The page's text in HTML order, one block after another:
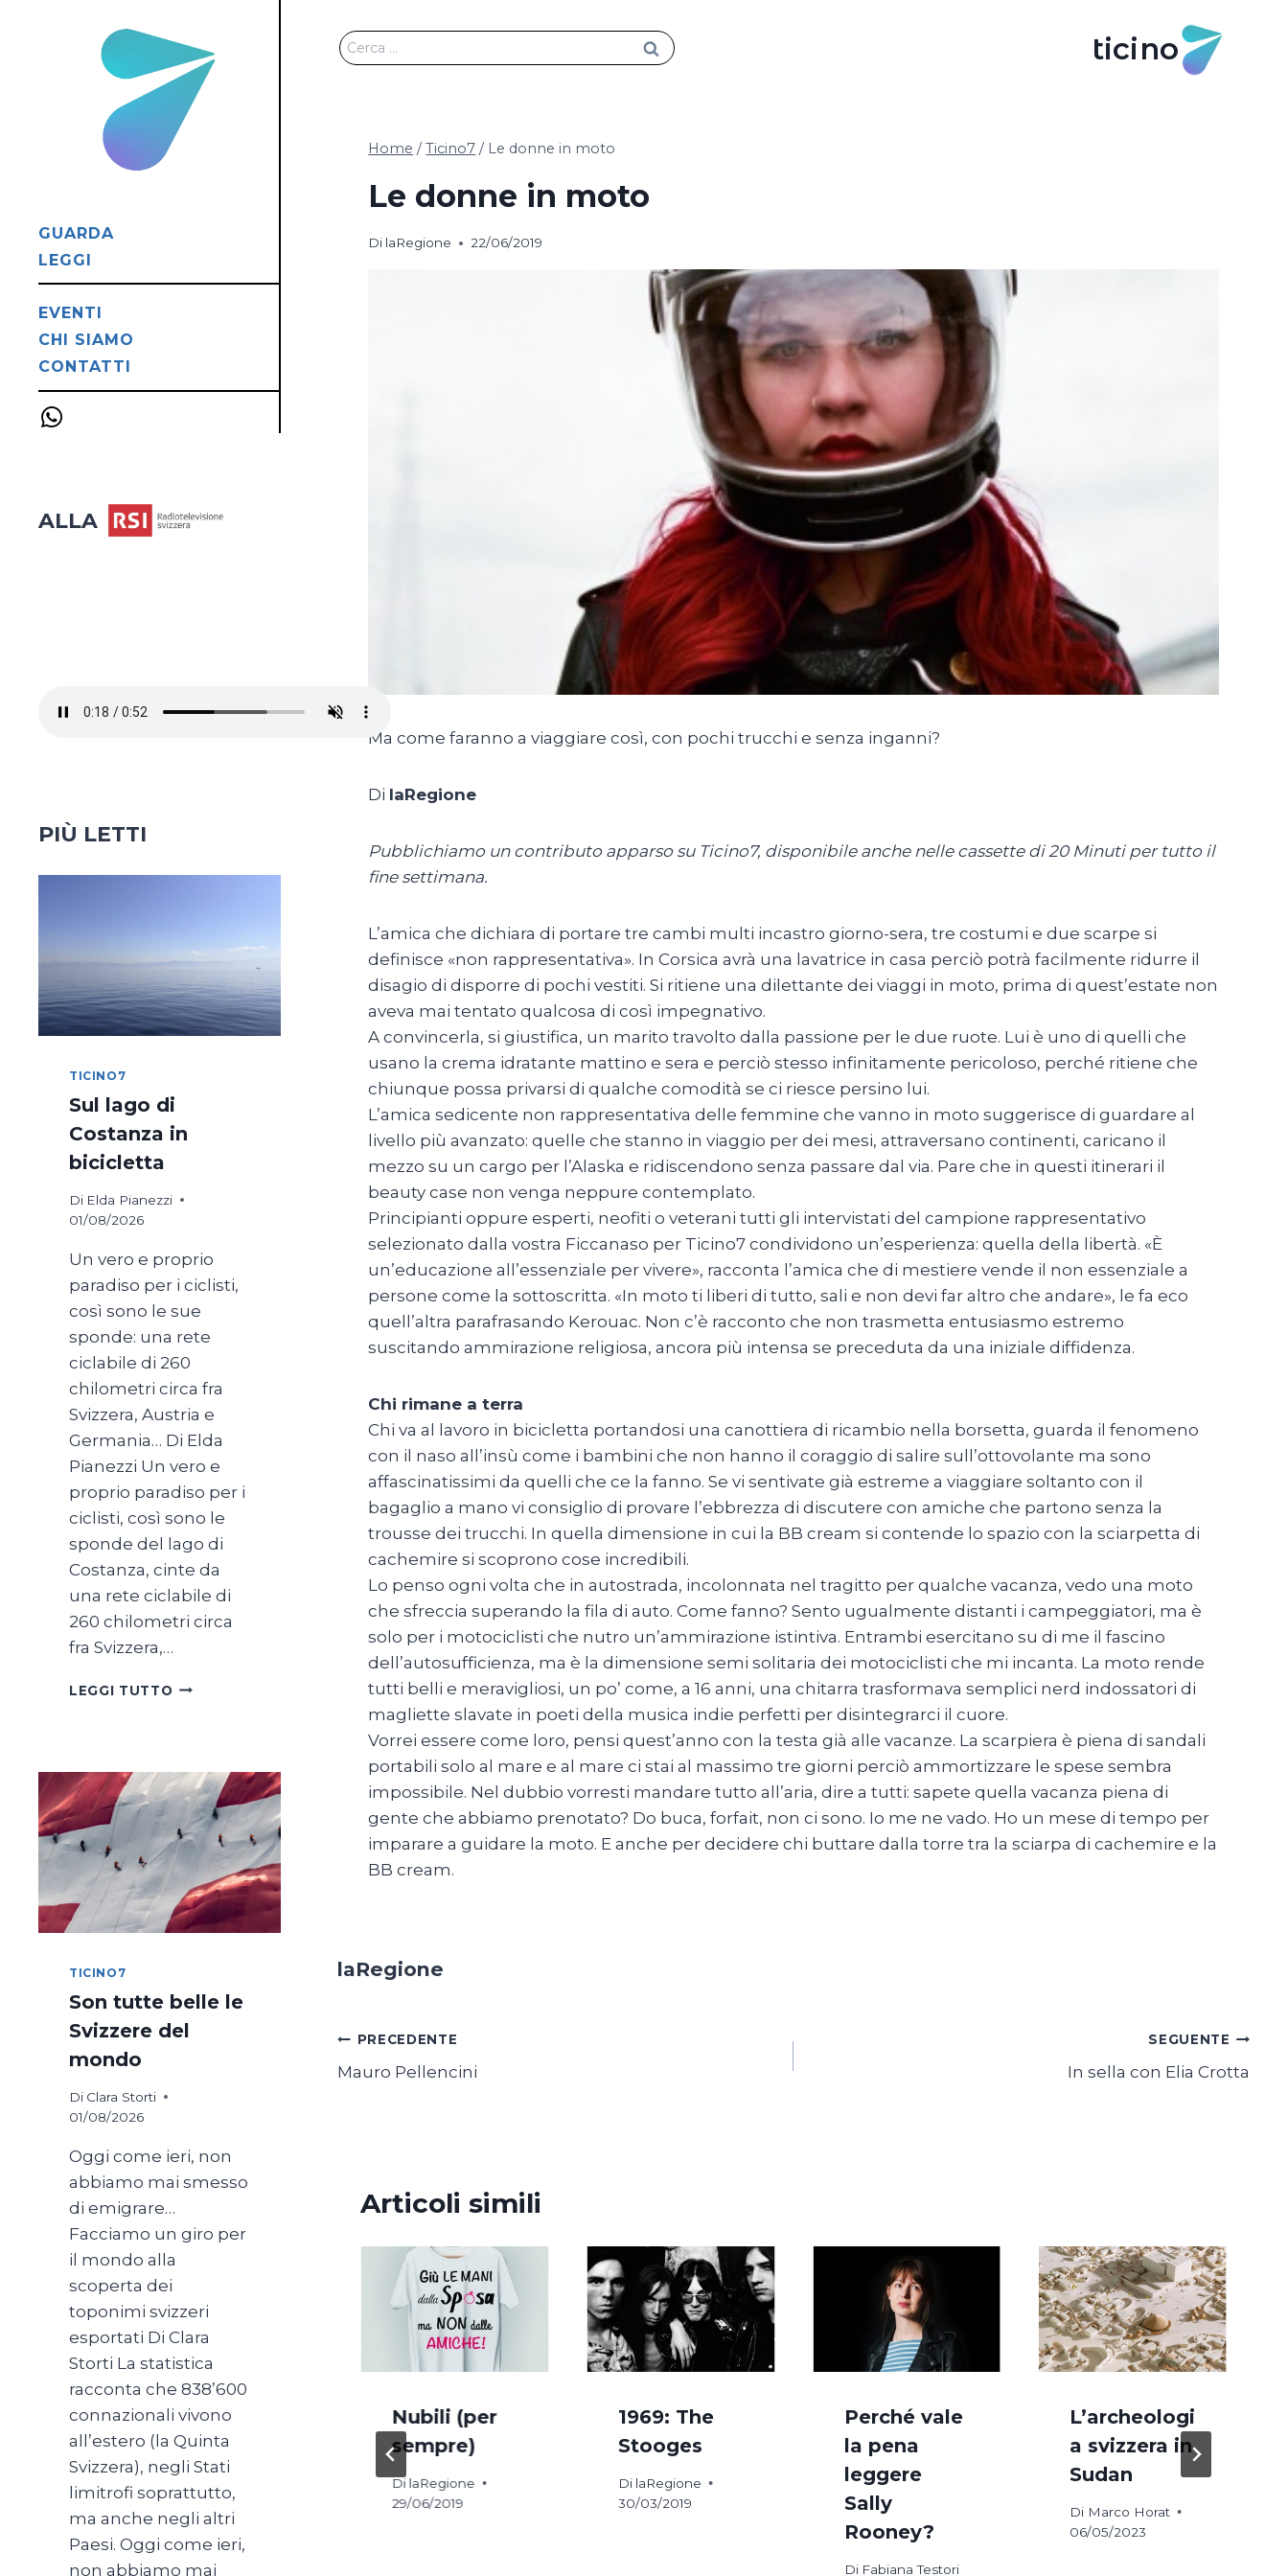
Ricerca
per:
ticino
Home / Ticino7 / Le donne in moto
Le donne in moto
Di laRegione 22/06/2019
Ma come faranno a viaggiare così, con pochi trucchi e senza inganni?
Di laRegione
Pubblichiamo un contributo apparso su Ticino7, disponibile anche nelle cassette di 20 Minuti per tutto il
fine settimana.
L’amica che dichiara di portare tre cambi multi incastro giorno-sera, tre costumi e due scarpe si
definisce «non rappresentativa». In Corsica avrà una lavatrice in casa perciò potrà facilmente ridurre il
disagio di disporre di pochi vestiti. Si ritiene una dilettante dei viaggi in moto, prima di quest’estate non
aveva mai tentato qualcosa di così impegnativo.
A convincerla, si giustifica, un marito travolto dalla passione per le due ruote. Lui è uno di quelli che
usano la crema idratante mattino e sera e perciò stesso infinitamente pericoloso, perché ritiene che
chiunque possa privarsi di qualche comodità se ci riesce persino lui.
L’amica sedicente non rappresentativa delle femmine che vanno in moto suggerisce di guardare al
livello più avanzato: quelle che stanno in viaggio per dei mesi, attraversano continenti, caricano il
mezzo su un cargo per l’Alaska e ridiscendono senza passare dal via. Pare che in questi itinerari il
beauty case non venga neppure contemplato.
Principianti oppure esperti, neofiti o veterani tutti gli intervistati del campione rappresentativo
selezionato dalla vostra Ficcanaso per Ticino7 condividono un’esperienza: quella della libertà. «È
un’educazione all’essenziale per vivere», racconta l’amica che di mestiere vende il non essenziale a
persone come la sottoscritta. «In moto ti liberi di tutto, sali e non devi far altro che andare», le fa eco
quell’altra parafrasando Kerouac. Non c’è racconto che non trasmetta entusiasmo estremo
suscitando ammirazione religiosa, ancora più intensa se preceduta da una iniziale diffidenza.
Chi rimane a terra
Chi va al lavoro in bicicletta portandosi una canottiera di ricambio nella borsetta, guarda il fenomeno
con il naso all’insù come i bambini che non hanno il coraggio di salire sull’ottovolante ma sono
affascinatissimi da quelli che ce la fanno. Se vi sentivate già estreme a viaggiare soltanto con il
bagaglio a mano vi consiglio di provare l’ebbrezza di discutere con amiche che partono senza la
trousse dei trucchi. In quella dimensione in cui la BB cream si contende lo spazio con la sciarpetta di
cachemire si scoprono cose incredibili.
Lo penso ogni volta che in autostrada, incolonnata nel tragitto per qualche vacanza, vedo una moto
che sfreccia superando la fila di auto. Come fanno? Sento ugualmente distanti i campeggiatori, ma è
solo per i motociclisti che nutro un’ammirazione istintiva. Entrambi esercitano su di me il fascino
dell’autosufficienza, ma è la dimensione semi solitaria dei motociclisti che mi incanta. La moto rende
tutti belli e meravigliosi, un po’ come, a 16 anni, una chitarra trasformava semplici nerd indossatori di
magliette slavate in poeti della musica indie perfetti per disintegrarci il cuore.
Vorrei essere come loro, pensi quest’anno con la testa già alle vacanze. La scarpiera è piena di sandali
portabili solo al mare e al mare ci stai al massimo tre giorni perciò ammortizzare le spese sembra
impossibile. Nel dubbio vorresti mandare tutto all’aria, dire a tutti: sapete quella vacanza piena di
gente che abbiamo prenotato? Do buca, forfait, non ci sono. Io me ne vado. Ho un mese di tempo per
imparare a guidare la moto. E anche per decidere chi buttare dalla torre tra la sciarpa di cachemire e la
BB cream.
laRegione
Navigazione
articoli
PRECEDENTE
Mauro Pellencini
SEGUENTE
In sella con Elia Crotta
Articoli simili
Mauro
Romano,
l’uomo che
fa
Di
Natascia
Nubili (per
sempre)
Di laRegione
29/06/2019
1969: The
Stooges
Di laRegione
30/03/2019
Perché vale
la pena
leggere
Sally
Rooney?
Di Fabiana Testori
L’archeologi
a svizzera in
Sudan
Di Marco Horat
06/05/2023
GUARDA
LEGGI
EVENTI
CHI SIAMO
CONTATTI
ALLA
PIÙ LETTI
TICINO7
Sul lago di
Costanza in
bicicletta
Di Elda Pianezzi
01/08/2026
Un vero e proprio
paradiso per i ciclisti,
così sono le sue
sponde: una rete
ciclabile di 260
chilometri circa fra
Svizzera, Austria e
Germania… Di Elda
Pianezzi Un vero e
proprio paradiso per i
ciclisti, così sono le
sponde del lago di
Costanza, cinte da
una rete ciclabile di
260 chilometri circa
fra Svizzera,…
LEGGI TUTTO SUL
BICICLETTA
TICINO7
Son tutte belle le
Svizzere del
mondo
Di Clara Storti
01/08/2026
Oggi come ieri, non
abbiamo mai smesso
di emigrare…
Facciamo un giro per
il mondo alla
scoperta dei
toponimi svizzeri
esportati Di Clara
Storti La statistica
racconta che 838’600
connazionali vivono
all’estero (la Quinta
Svizzera), negli Stati
limitrofi soprattutto,
ma anche negli altri
Paesi. Oggi come ieri,
non abbiamo mai